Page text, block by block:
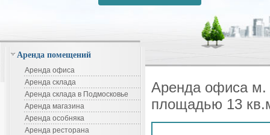
Аренда помещений
Аренда офиса
Аренда склада
Аренда склада в Подмосковье
Аренда магазина
Аренда особняка
Аренда ресторана
Аренда офиса м.
площадью 13